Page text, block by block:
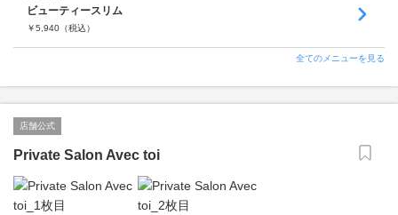
ビューティースリム
￥5,940 （税込）
全てのメニューを見る
店舗公式
Private Salon Avec toi